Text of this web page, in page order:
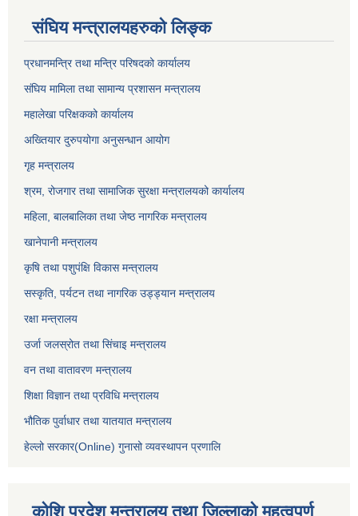
संघिय मन्त्रालयहरुको लिङ्‍क
प्रधानमन्त्रि तथा मन्त्रि परिषदको कार्यालय
संघिय मामिला तथा सामान्य प्रशासन मन्त्रालय
महालेखा परिक्षकको कार्यालय
अख्तियार दुरुपयोगा अनुसन्धान आयोग
गृह मन्त्रालय
श्रम, रोजगार तथा सामाजिक सुरक्षा मन्त्रालयको कार्यालय
महिला, बालबालिका तथा जेष्ठ नागरिक मन्त्रालय
खानेपानी मन्त्रालय
कृषि तथा पशुपंक्षि विकास मन्त्रालय
सस्कृति, पर्यटन तथा नागरिक उड्ड्यान मन्त्रालय
रक्षा मन्त्रालय
उर्जा जलस्रोत तथा सिंचाइ मन्‍त्रालय
वन तथा वातावरण मन्त्रालय
शिक्षा विज्ञान तथा प्रविधि मन्त्रालय
भौतिक पुर्वाधार तथा यातयात मन्त्रालय
हेल्लो सरकार(Online) गुनासो व्यवस्थापन प्रणालि
कोशि प्रदेश मन्त्रालय तथा जिल्लाको महत्वपुर्ण